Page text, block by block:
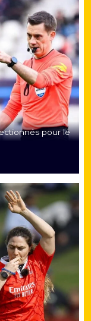
pour le